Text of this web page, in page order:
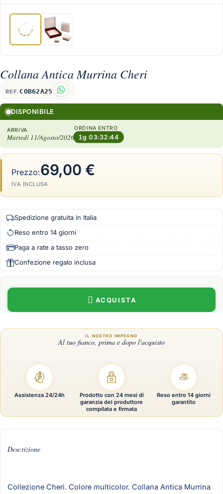
Collana Antica Murrina Cheri
REF. COB62A25
DISPONIBILE
ARRIVA
Martedì 11/Agosto/2026
ORDINA ENTRO
1g 03:32:43
Prezzo:69,00 €
IVA INCLUSA
Spedizione gratuita in Italia
Reso entro 14 giorni
Paga a rate a tasso zero
Confezione regalo inclusa
ACQUISTA
Descrizione
Collezione Cheri. Colore multicolor. Collana Antica Murrina
Assistenza 24/24h
Prodotto con 24 mesi di
garanzia del produttore
compilata e firmata
Reso entro 14 giorni
garantito